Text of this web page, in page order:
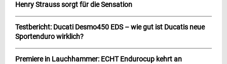
Henry Strauss sorgt für die Sensation
Testbericht: Ducati Desmo450 EDS – wie gut ist Ducatis neue
Sportenduro wirklich?
Premiere in Lauchhammer: ECHT Endurocup kehrt an